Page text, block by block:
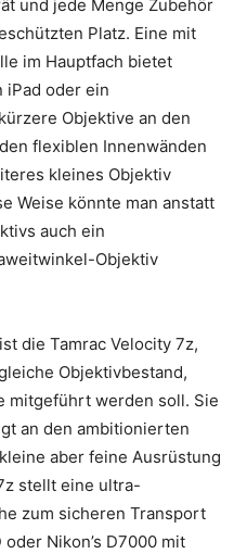
und jede Menge Zubehör
Platz. Eine mit
im Hauptfach bietet
iPad oder ein
Objektive an den
flexiblen Innenwänden
kleines Objektiv
Weise könnte man anstatt
auch ein
Objektiv
die Tamrac Velocity 7z,
Objektivbestand,
mitgeführt werden soll. Sie
an den ambitionierten
aber feine Ausrüstung
stellt eine ultra-
zum sicheren Transport
oder Nikon’s D7000 mit